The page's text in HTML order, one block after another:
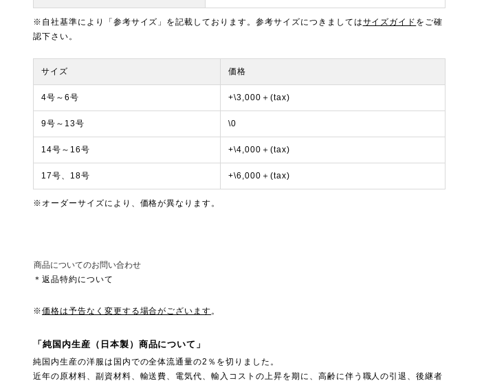
※自社基準により「参考サイズ」を記載しております。参考サイズにつきましてはサイズガイド をご確
認下さい。
サイズ 価格
4号～6号 +\3,000＋(tax)
9号～13号 \0
14号～16号 +\4,000＋(tax)
17号、18号 +\6,000＋(tax)
※オーダーサイズにより、価格が異なります。
商品についてのお問い合わせ
＊返品特約について
※価格は予告なく変更する場合がございます 。
「純国内生産（日本製）商品について」
純国内生産の洋服は国内での全体流通量の2％を切りました。
近年の原材料、副資材料、輸送費、電気代、輸入コストの上昇を期に、高齢に伴う職人の引退、後継者